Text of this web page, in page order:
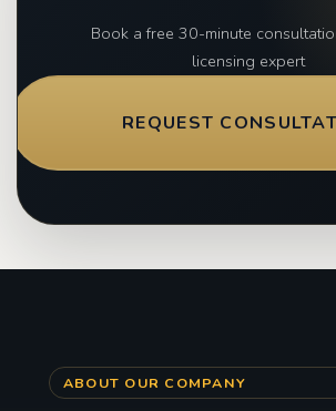
Book a free 30-minute
licensing expert
REQUEST
ABOUT OUR COMPANY